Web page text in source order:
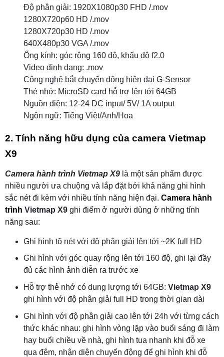
Độ phân giải: 1920X1080p30 FHD /.mov
1280X720p60 HD /.mov
1280X720p30 HD /.mov
640X480p30 VGA /.mov
Ống kính: góc rộng 160 độ, khẩu độ f2.0
Video định dạng: .mov
Công nghệ bắt chuyển động hiện đại G-Sensor
Thẻ nhớ: MicroSD card hỗ trợ lên tới 64GB
Nguồn điện: 12-24 DC input/ 5V/ 1A output
Ngôn ngữ: Tiếng Việt/Anh/Hoa
2. Tính năng hữu dụng của camera Vietmap
X9
Camera hành trình Vietmap X9 là một sản phẩm được
nhiều người ưa chuộng và lắp đặt bới khả năng ghi hình
sắc nét đi kèm với nhiều tính năng hiện đại. Camera hành
trình Vietmap X9 ghi điểm ở người dùng ở những tính
năng sau:
Ghi hình tõ nét với độ phân giải lên tới ~2K full HD
Ghi hình với góc quay rộng lên tới 160 độ, ghi lại đầy
đủ các hình ảnh diễn ra trước xe
Hỗ trợ thẻ nhớ có dung lượng tới 64GB: Vietmap X9
ghi hình với độ phân giải full HD trong thời gian dài
Ghi hình với độ phân giải cao lên tới 24h với từng cách
thức khác nhau: ghi hình vòng lặp vào buổi sáng đi làm
hay buổi chiều về nhà, ghi hình tua nhanh khi đỗ xe
qua đêm, nhận diện chuyển động để ghi hình khi đỗ